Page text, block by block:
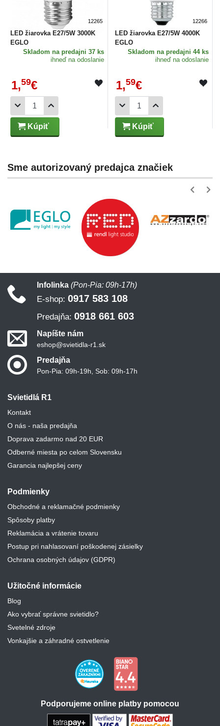
12265
LED žiarovka E27/5W 3000K
EGLO
Skladom na predajni 37 ks
ihneď na odoslanie
1,59€
Kúpiť
12266
LED žiarovka E27/5W 4000K
EGLO
Skladom na predajni 44 ks
ihneď na odoslanie
1,59€
Kúpiť
Sme autorizovaný predajca značiek
Svietidlá R1
Kontakt
O nás - naša predajňa
Doprava zadarmo nad 20 EUR
Odberné miesta po celom Slovensku
Garancia najlepšej ceny
Podmienky
Obchodné a reklamačné podmienky
Spôsoby platby
Reklamácia a vrátenie tovaru
Postup pri nahlasovaní poškodenej zásielky
Ochrana osobných údajov (GDPR)
Užitočné informácie
Blog
Ako vybrať správne svietidlo?
Svetelné zdroje
Vonkajšie a záhradné ostvetlenie
Infolinka (Pon-Pia: 09h-17h)
E-shop: 0917 583 108
Predajňa: 0918 661 603
Napíšte nám
eshop@svietidla-r1.sk
Predajňa
Pon-Pia: 09h-19h, Sob: 09h-17h
Podporujeme online platby pomocou